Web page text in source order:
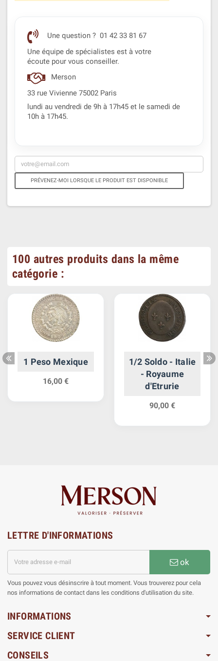
Une question ? 01 42 33 81 67
Une équipe de spécialistes est à votre
écoute pour vous conseiller.
Merson
33 rue Vivienne 75002 Paris
lundi au vendredi de 9h à 17h45 et le samedi de
10h à 17h45.
PRÉVENEZ-MOI LORSQUE LE PRODUIT EST DISPONIBLE
100 autres produits dans la même
catégorie :
1 Peso Mexique
16,00 €
1/2 Soldo - Italie
- Royaume
d'Etrurie
90,00 €
LETTRE D'INFORMATIONS
ok
Vous pouvez vous désinscrire à tout moment. Vous trouverez pour cela
nos informations de contact dans les conditions d'utilisation du site.
INFORMATIONS
SERVICE CLIENT
CONSEILS